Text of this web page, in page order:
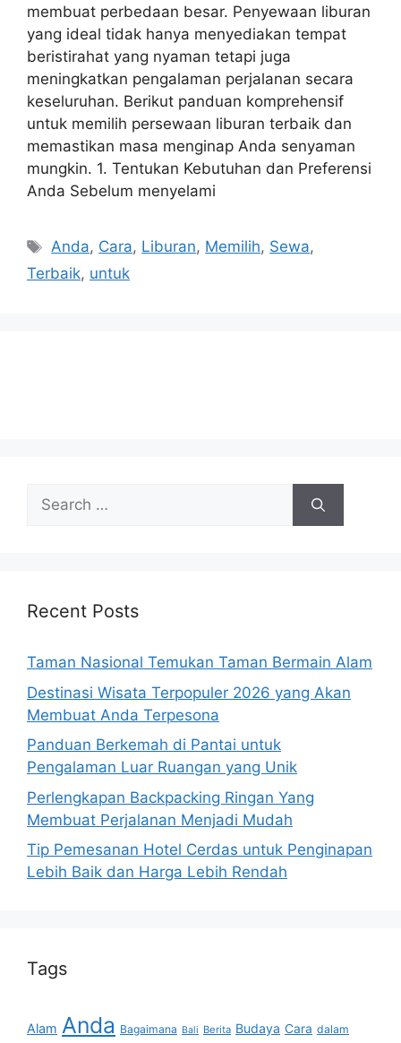
membuat perbedaan besar. Penyewaan liburan
yang ideal tidak hanya menyediakan tempat
beristirahat yang nyaman tetapi juga
meningkatkan pengalaman perjalanan secara
keseluruhan. Berikut panduan komprehensif
untuk memilih persewaan liburan terbaik dan
memastikan masa menginap Anda senyaman
mungkin. 1. Tentukan Kebutuhan dan Preferensi
Anda Sebelum menyelami
Tags
Anda, Cara, Liburan, Memilih, Sewa,
Terbaik, untuk
Search
for:
Recent Posts
Taman Nasional Temukan Taman Bermain Alam
Destinasi Wisata Terpopuler 2026 yang Akan
Membuat Anda Terpesona
Panduan Berkemah di Pantai untuk
Pengalaman Luar Ruangan yang Unik
Perlengkapan Backpacking Ringan Yang
Membuat Perjalanan Menjadi Mudah
Tip Pemesanan Hotel Cerdas untuk Penginapan
Lebih Baik dan Harga Lebih Rendah
Tags
Alam Anda Bagaimana Bali Berita Budaya Cara dalam